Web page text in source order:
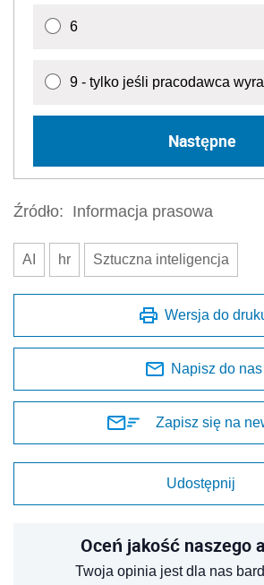
6
9 - tylko jeśli pracodawca
Następne
Źródło: Informacja prasowa
AI hr Sztuczna inteligencja
Wersja do
Napisz do nas
Zapisz się na
Udostępnij
Oceń jakość naszego
Twoja opinia jest dla nas